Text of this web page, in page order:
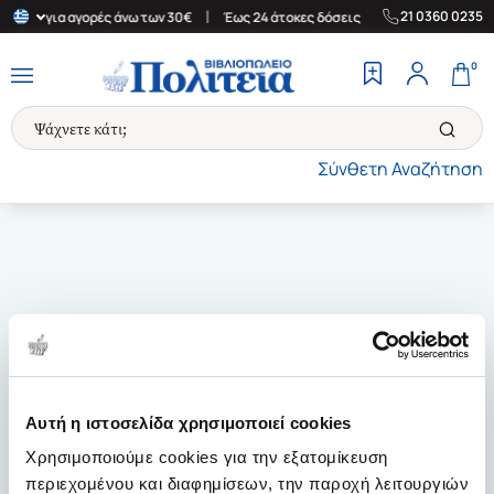
Αυτή η ιστοσελίδα χρησιμοποιεί cookies
Χρησιμοποιούμε cookies για την εξατομίκευση
περιεχομένου και διαφημίσεων, την παροχή λειτουργιών
για αγορές άνω των 30€ Έως 24 άτοκες δόσεις | Δωρεάν
21 0360 0235
Σύνθετη Αναζήτηση
0